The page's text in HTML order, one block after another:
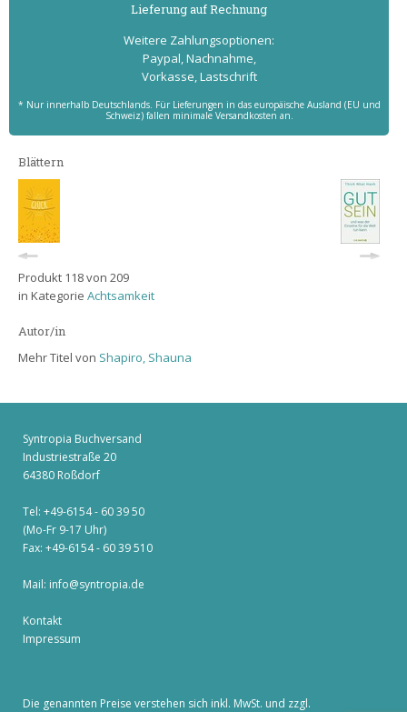
Lieferung auf Rechnung
Weitere Zahlungs­optionen:
Paypal, Nachnahme,
Vorkasse, Lastschrift
* Nur innerhalb Deutschlands. Für Lieferungen in das europäische Ausland (EU und
Schweiz) fallen minimale Versandkosten an.
Blättern
Produkt 118 von 209
in Kategorie Achtsamkeit
Autor/in
Mehr Titel von Shapiro, Shauna
Syntropia Buchversand
Industriestraße 20
64380 Roßdorf
Tel: +49-6154 - 60 39 50
(Mo-Fr 9-17 Uhr)
Fax: +49-6154 - 60 39 510
Mail: info@syntropia.de
Kontakt
Impressum
Die genannten Preise verstehen sich inkl. MwSt. und zzgl.